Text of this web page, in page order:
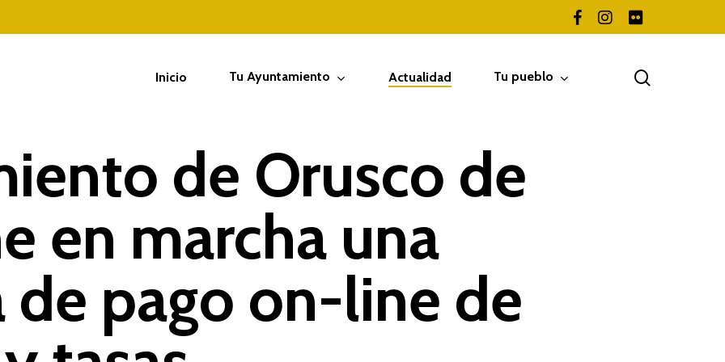
facebookinstagram
flickr
Inicio Tu Ayuntamiento Actualidad Tu pueblo
de Orusco de
en marcha una
pago on-line de